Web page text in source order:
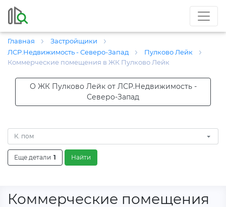
Главная
Застройщики
ЛСР.Недвижимость - Северо-Запад
Пулково Лейк
Коммерческие помещения в ЖК Пулково Лейк
О ЖК Пулково Лейк от ЛСР.Недвижимость -
Северо-Запад
К. пом
Еще детали 1 Найти
Коммерческие помещения